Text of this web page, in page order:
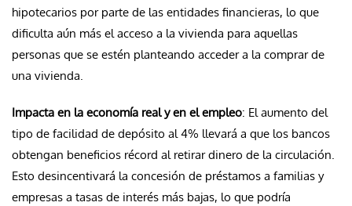
hipotecarios por parte de las entidades financieras, lo que
dificulta aún más el acceso a la vivienda para aquellas
personas que se estén planteando acceder a la comprar de
una vivienda.
Impacta en la economía real y en el empleo: El aumento del
tipo de facilidad de depósito al 4% llevará a que los bancos
obtengan beneficios récord al retirar dinero de la circulación.
Esto desincentivará la concesión de préstamos a familias y
empresas a tasas de interés más bajas, lo que podría